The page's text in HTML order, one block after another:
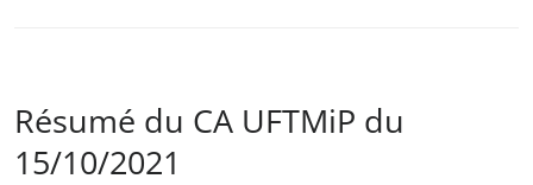
Résumé du CA UFTMiP du
15/10/2021